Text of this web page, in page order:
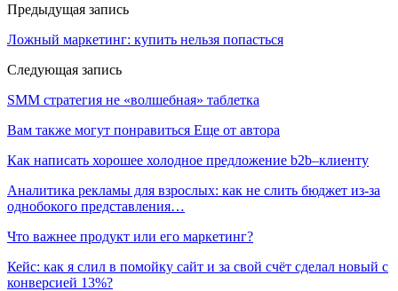
Предыдущая запись
Ложный маркетинг: купить нельзя попасться
Следующая запись
SMM стратегия не «волшебная» таблетка
Вам также могут понравиться Еще от автора
Как написать хорошее холодное предложение b2b–клиенту
Аналитика рекламы для взрослых: как не слить бюджет из-за
однобокого представления…
Что важнее продукт или его маркетинг?
Кейс: как я слил в помойку сайт и за свой счёт сделал новый с
конверсией 13%?